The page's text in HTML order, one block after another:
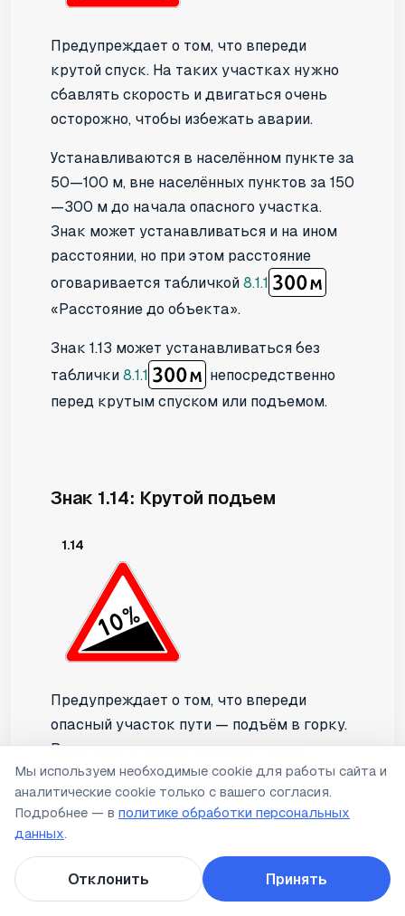
Предупреждает о том, что впереди
крутой спуск. На таких участках нужно
сбавлять скорость и двигаться очень
осторожно, чтобы избежать аварии.
Устанавливаются в населённом пункте за
50—100 м, вне населённых пунктов за 150
—300 м до начала опасного участка.
Знак может устанавливаться и на ином
расстоянии, но при этом расстояние
оговаривается табличкой 8.1.1
«Расстояние до объекта».
Знак 1.13 может устанавливаться без
таблички 8.1.1
непосредственно
перед крутым спуском или подъемом.
Знак 1.14: Крутой подъем
1.14
Предупреждает о том, что впереди
опасный участок пути — подъём в горку.
Водители, которые съезжают вниз,
должны уступать дорогу тем, кто едет
навстречу, а в конце подъёма ни в коем
случае нельзя делать остановки,
направлении или обгонять другие
машины, выезжая при этом на встречную
Мы используем необходимые cookie для работы сайта и
аналитические cookie только с вашего согласия.
Подробнее — в политике обработки персональных
данных.
Отклонить Принять